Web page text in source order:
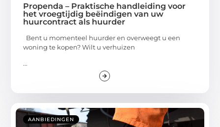
Propenda – Praktische handleiding voor
het vroegtijdig beëindigen van uw
huurcontract als huurder
Bent u momenteel huurder en overweegt u een
woning te kopen? Wilt u verhuizen
...
AANBIEDINGEN